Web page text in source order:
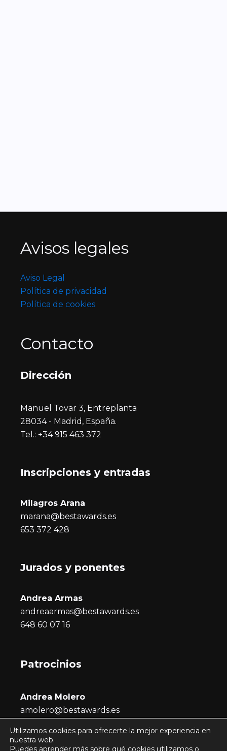
Avisos legales
Aviso Legal
Política de privacidad
Política de cookies
Contacto
Dirección
Manuel Tovar 3, Entreplanta
28034 - Madrid, España.
Tel.: +34 915 463 372
Inscripciones y entradas
Milagros Arana
marana@bestawards.es
653 372 428
Jurados y ponentes
Andrea Armas
andreaarmas@bestawards.es
648 60 07 16
Patrocinios
Andrea Molero
amolero@bestawards.es
Utilizamos cookies para ofrecerte la mejor experiencia en
nuestra web.
Puedes aprender más sobre qué cookies utilizamos o